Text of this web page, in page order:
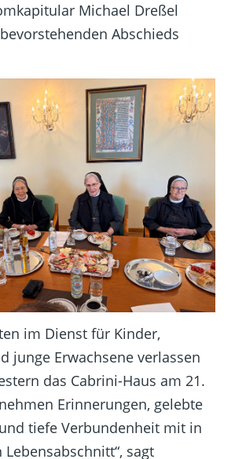
Michael Dreßel
Abschieds
im Dienst für Kinder,
junge Erwachsene verlassen
das Cabrini-Haus am 21.
Erinnerungen, gelebte
tiefe Verbundenheit mit in
sagt